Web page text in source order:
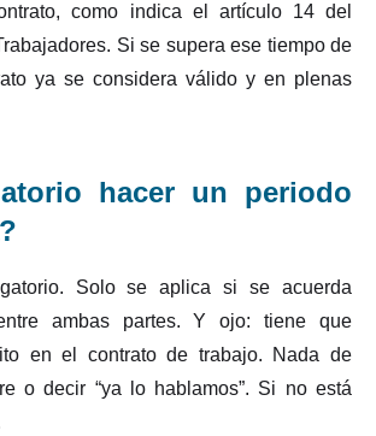
como indica el artículo 14 del
Si se supera ese tiempo de
ya se considera válido y en plenas
hacer un periodo
Solo se aplica si se acuerda
ambas partes. Y ojo: tiene que
en el contrato de trabajo. Nada de
o decir “ya lo hablamos”. Si no está